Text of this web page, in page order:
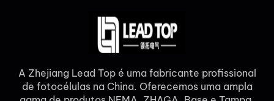
A Zhejiang Lead Top é uma fabricante profissional
de fotocélulas na China. Oferecemos uma ampla